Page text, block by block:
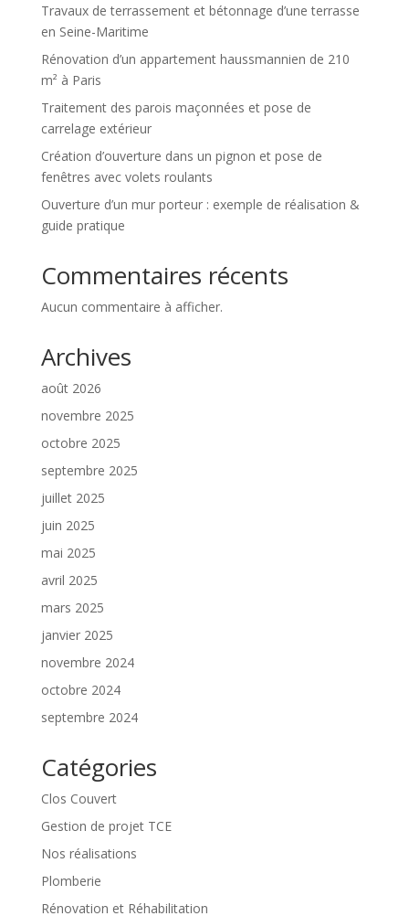
Travaux de terrassement et bétonnage d’une terrasse
en Seine-Maritime
Rénovation d’un appartement haussmannien de 210
m² à Paris
Traitement des parois maçonnées et pose de
carrelage extérieur
Création d’ouverture dans un pignon et pose de
fenêtres avec volets roulants
Ouverture d’un mur porteur : exemple de réalisation &
guide pratique
Commentaires récents
Aucun commentaire à afficher.
Archives
août 2026
novembre 2025
octobre 2025
septembre 2025
juillet 2025
juin 2025
mai 2025
avril 2025
mars 2025
janvier 2025
novembre 2024
octobre 2024
septembre 2024
Catégories
Clos Couvert
Gestion de projet TCE
Nos réalisations
Plomberie
Rénovation et Réhabilitation